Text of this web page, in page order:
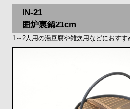
IN-21
囲炉裏鍋21cm
1～2人用の湯豆腐や雑炊用などにおすす